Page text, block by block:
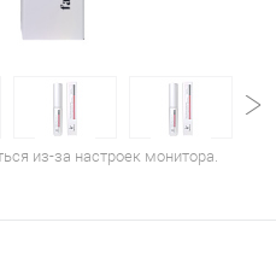
из-за настроек монитора.